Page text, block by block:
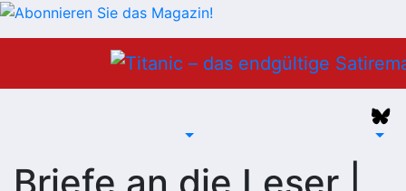
Briefe an die Leser |